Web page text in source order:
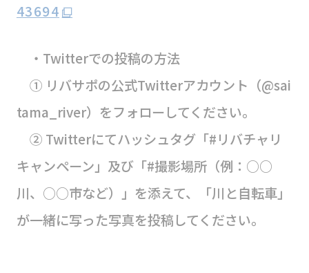
43694
・Twitterでの投稿の方法
① リバサポの公式Twitterアカウント（@sai
tama_river）をフォローしてください。
② Twitterにてハッシュタグ「#リバチャリ
キャンペーン」及び「#撮影場所（例：○○
川、○○市など）」を添えて、「川と自転車」
が一緒に写った写真を投稿してください。